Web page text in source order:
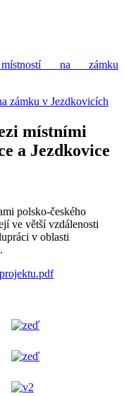
na zámku
zámku v Jezdkovicích
místními
a Jezdkovice
polsko-českého
ve větší vzdálenosti
v oblasti